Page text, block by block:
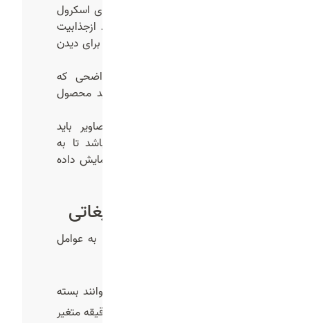
: به دلیل سرعت بالای اسکرول
کاربران در اینستاگرام،ویدیو ها باید ازجذابیت
بصری بالایی برخوردار باشند تا کاربر برای دیدن
:پیام واضحی که
مخاطب را به بازدید سایت یا خرید محصول
: نسبت تصاویر باید
عمودی و هماهنگ با الگوریتم باشد تا به
صورت کامل و صحیح به کاربران نمایش داده
هزینه ساخت تیزر تبلیغاتی
تعرفه ساخت تیزر تبلیغاتی بستگی به عوامل
: تیزر های تبلیغاتی می‌توانند بسته
به سلیقه شما از چند ثانیه تا چند دقیقه متغیر